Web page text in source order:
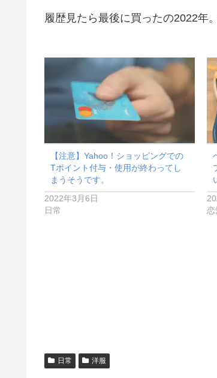
履歴見たら最後に買ったの2022年
【注意】Yahoo！ショッピングでの
Tポイント付与・使用が終わってし
まうそうです。
2022年3月6日
日常
恋
日常 洋服